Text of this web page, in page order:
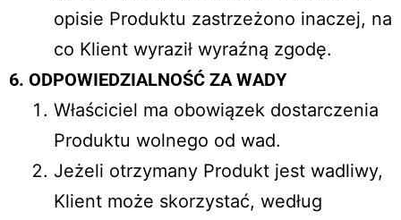
opisie Produktu zastrzeżono inaczej, na
co Klient wyraził wyraźną zgodę.
6. ODPOWIEDZIALNOŚĆ ZA WADY
Właściciel ma obowiązek dostarczenia
Produktu wolnego od wad.
Jeżeli otrzymany Produkt jest wadliwy,
Klient może skorzystać, według